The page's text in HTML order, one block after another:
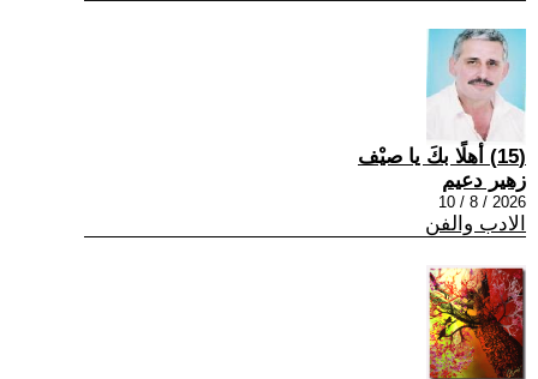
(15) أهلًا بكَ يا صيْف
زهير دعيم
2026 / 8 / 10
الادب والفن